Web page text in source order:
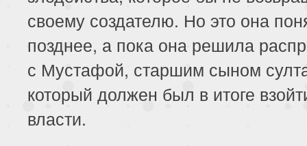
своему создателю. Но это она
позднее, а пока она решила
с Мустафой, старшим сыном
который должен был в итоге
власти.